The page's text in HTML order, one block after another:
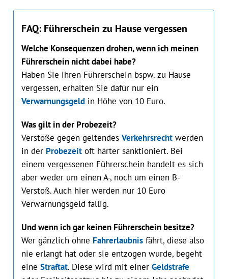
FAQ: Führerschein zu Hause vergessen
Welche Konsequenzen drohen, wenn ich meinen
Führerschein nicht dabei habe?
Haben Sie ihren Führerschein bspw. zu Hause
vergessen, erhalten Sie dafür nur ein
Verwarnungsgeldin Höhe von 10 Euro.
Was gilt in der Probezeit?
Verstöße gegen geltendes Verkehrsrechtwerden
in der Probezeitoft härter sanktioniert. Bei
einem vergessenen Führerschein handelt es sich
aber weder um einen A-, noch um einen B-
Verstoß. Auch hier werden nur 10 Euro
Verwarnungsgeld fällig.
Und wenn ich gar keinen Führerschein besitze?
Wer gänzlich ohne Fahrerlaubnisfährt, diese also
nie erlangt hat oder sie entzogen wurde, begeht
eine Straftat. Diese wird mit einer Geldstrafe